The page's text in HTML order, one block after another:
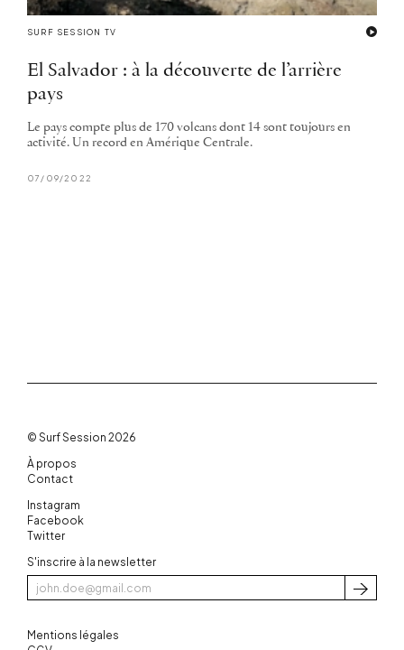
SURF SESSION TV
El Salvador : à la découverte de l’arrière
pays
Le pays compte plus de 170 volcans dont 14 sont toujours en
activité. Un record en Amérique Centrale.
07/09/2022
© Surf Session 2026
À propos
Contact
Instagram
Facebook
Twitter
S'inscrire à la newsletter
Mentions légales